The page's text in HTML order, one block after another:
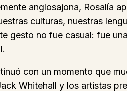
anglosajona, Rosalía
culturas, nuestras
gesto no fue casual: fue
con un momento que
Whitehall y los artistas